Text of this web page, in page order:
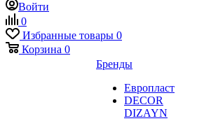
Войти
0
Избранные товары 0
Корзина 0
Бренды
Европласт
DECOR
DIZAYN